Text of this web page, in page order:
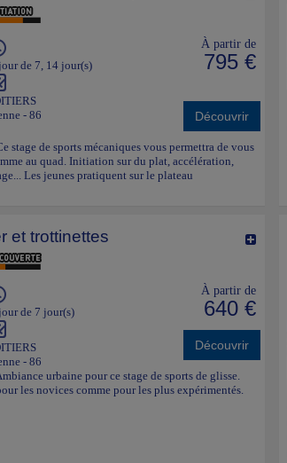
de 7, 14 jour(s)
- 86
À partir de
795 €
Découvrir
stage de sports mécaniques vous permettra de vous
au quad. Initiation sur du plat, accélération,
Les jeunes pratiquent sur le plateau
et trottinettes
de 7 jour(s)
- 86
À partir de
640 €
Découvrir
urbaine pour ce stage de sports de glisse.
les novices comme pour les plus expérimentés.